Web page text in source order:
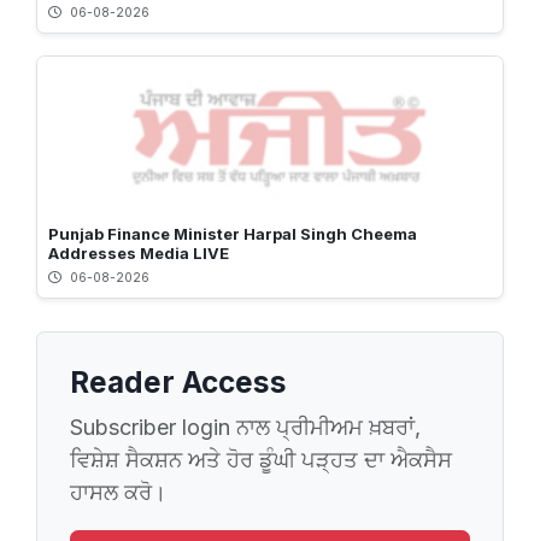
06-08-2026
Punjab Finance Minister Harpal Singh Cheema
Addresses Media LIVE
06-08-2026
Reader Access
Subscriber login ਨਾਲ ਪ੍ਰੀਮੀਅਮ ਖ਼ਬਰਾਂ,
ਵਿਸ਼ੇਸ਼ ਸੈਕਸ਼ਨ ਅਤੇ ਹੋਰ ਡੂੰਘੀ ਪੜ੍ਹਤ ਦਾ ਐਕਸੈਸ
ਹਾਸਲ ਕਰੋ।